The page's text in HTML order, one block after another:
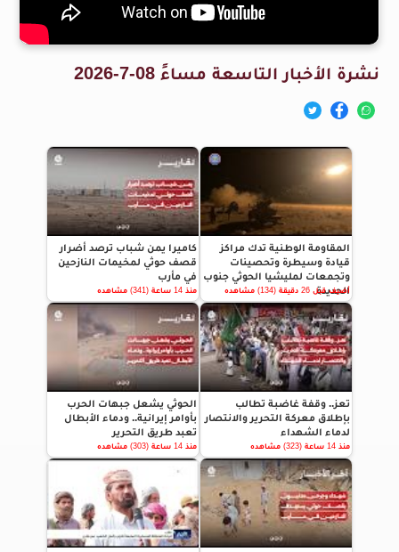
نشرة الأخبار التاسعة مساءً 08-7-2026
المقاومة الوطنية تدك مراكز
قيادة وسيطرة وتحصينات
وتجمعات لمليشيا الحوثي جنوب
الحديدة
أضيف قبل 26 دقيقة (134) مشاهده
كاميرا يمن شباب ترصد أضرار
قصف حوثي لمخيمات النازحين
في مأرب
منذ 14 ساعة (341) مشاهده
تعز.. وقفة غاضبة تطالب
بإطلاق معركة التحرير والانتصار
لدماء الشهداء
منذ 14 ساعة (323) مشاهده
الحوثي يشعل جبهات الحرب
بأوامر إيرانية.. ودماء الأبطال
تعبد طريق التحرير
منذ 14 ساعة (303) مشاهده